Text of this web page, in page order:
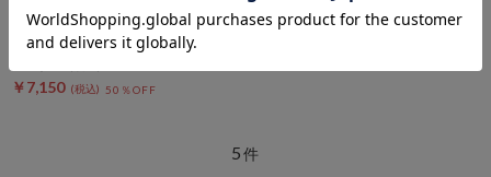
DOUX ARCHIVES
クロシェバケットハット
￥7,150 50％OFF
5件